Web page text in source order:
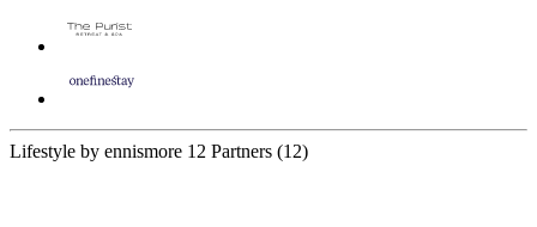
Lifestyle by ennismore 12 Partners (12)